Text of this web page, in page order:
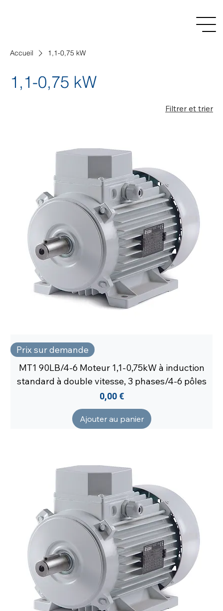
Accueil 1,1-0,75 kW
1,1-0,75 kW
Filtrer et trier
Prix sur demande
MT1 90LB/4-6 Moteur 1,1-0,75kW à induction
standard à double vitesse, 3 phases/4-6 pôles
Prix
0,00 €
Ajouter au panier